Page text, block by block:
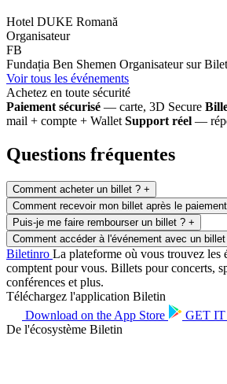
Hotel DUKE Romană
Organisateur
FB
Fundația Ben Shemen Organisateur sur
Voir tous les événements
Achetez en toute sécurité
Paiement sécurisé — carte, 3D Secure
mail + compte + Wallet Support réel —
Questions fréquentes
Comment acheter un billet ? +
Comment recevoir mon billet après le
Puis-je me faire rembourser un billet ? +
Comment accéder à l'événement avec un
Biletinro La plateforme où vous trouvez les
comptent pour vous. Billets pour concerts,
conférences et plus.
Téléchargez l'application Biletin
Download on the App Store GET
De l'écosystème Biletin